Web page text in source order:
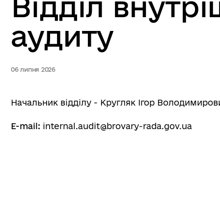
аудиту
06 липня 2026
Начальник відділу - Кругляк Ігор
E-mail: internal.audit@brovary-rada.gov.ua